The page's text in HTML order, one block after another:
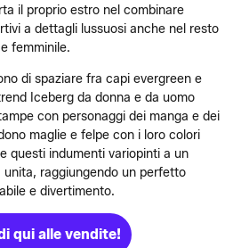
il proprio estro nel combinare
a dettagli lussuosi anche nel resto
femminile.
di spaziare fra capi evergreen e
Iceberg da donna e da uomo
con personaggi dei manga e dei
maglie e felpe con i loro colori
questi indumenti variopinti a un
raggiungendo un perfetto
e divertimento.
qui alle vendite!